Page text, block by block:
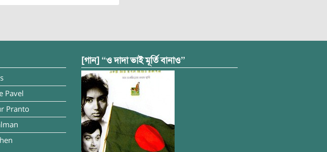
Pavel
Pranto
[গান] “ও দাদা ভাই মূর্তি বানাও”